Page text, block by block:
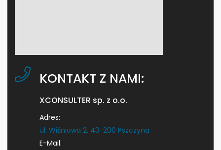
KONTAKT Z NAMI:
XCONSULTER sp. z o.o.
Adres:
ul. Wiśniowa 2, 43-200 Pszczyna
E-Mail: